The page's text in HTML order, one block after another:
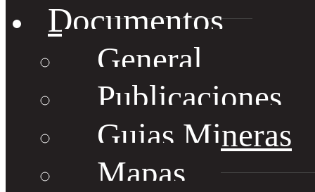
Documentos
General
Publicaciones
Guias Mineras
Mapas